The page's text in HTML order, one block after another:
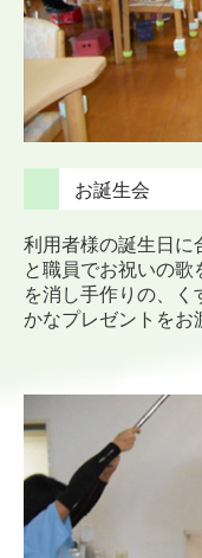
お誕生会
利用者様の誕生日に
と職員でお祝いの歌
を消し手作りの、く
かなプレゼントをお